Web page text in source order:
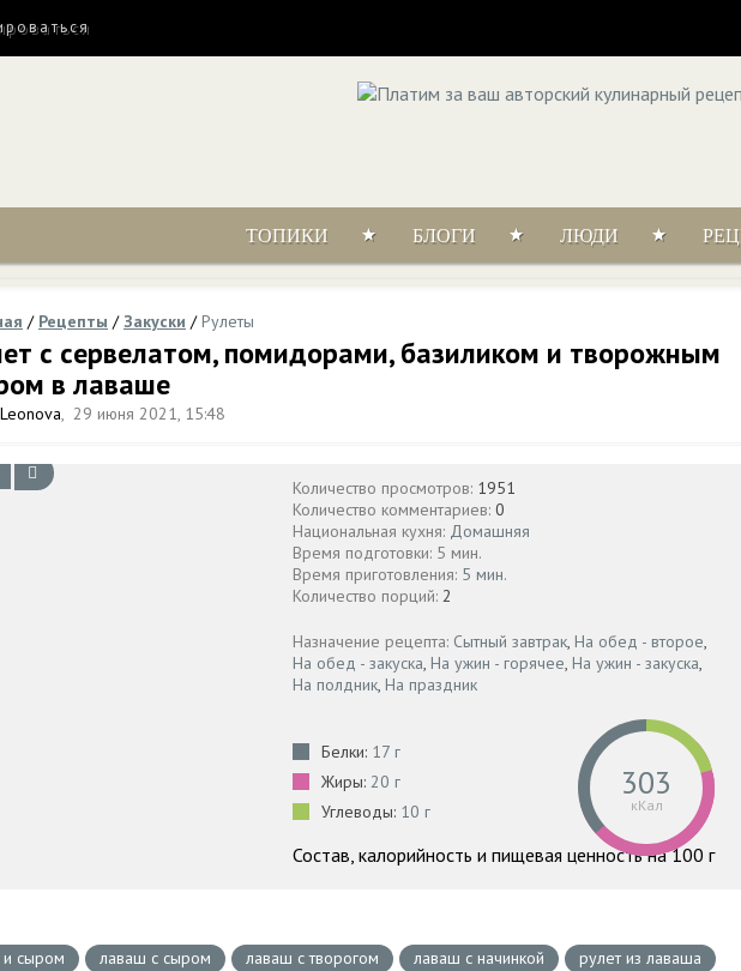
ТОПИКИ БЛОГИ ЛЮДИ
/ Рецепты /Закуски /Рулеты
с сервелатом, помидорами, базиликом и творожным
в лаваше
, 29 июня 2021, 15:48
Количество просмотров: 1951
Количество комментариев: 0
Национальная кухня: Домашняя
Время подготовки: 5 мин.
Время приготовления: 5 мин.
Количество порций: 2
Назначение рецепта: Сытный завтрак, На обед - второе,
На обед - закуска, На ужин - горячее, На ужин - закуска,
На полдник, На праздник
Белки: 17 г
Жиры: 20 г
Углеводы: 10 г
303
кКал
Состав, калорийность и пищевая ценность на 100 г
и сыром
лаваш с сыром лаваш с творогом лаваш с начинкой
рулет из лаваша